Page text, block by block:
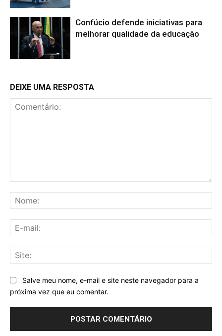
Confúcio defende iniciativas para
melhorar qualidade da educação
DEIXE UMA RESPOSTA
Salve meu nome, e-mail e site neste navegador para a
próxima vez que eu comentar.